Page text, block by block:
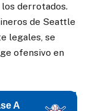
los derrotados.
de Seattle
legales, se
ofensivo en
A